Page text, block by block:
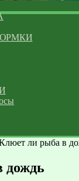
ли рыба в
дождь